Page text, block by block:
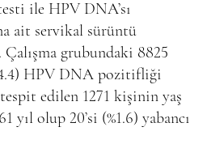
ile HPV DNA’sı
ait servikal sürüntü
grubundaki 8825
HPV DNA pozitifliği
edilen 1271 kişinin yaş
yıl olup 20’si (%1.6) yabancı